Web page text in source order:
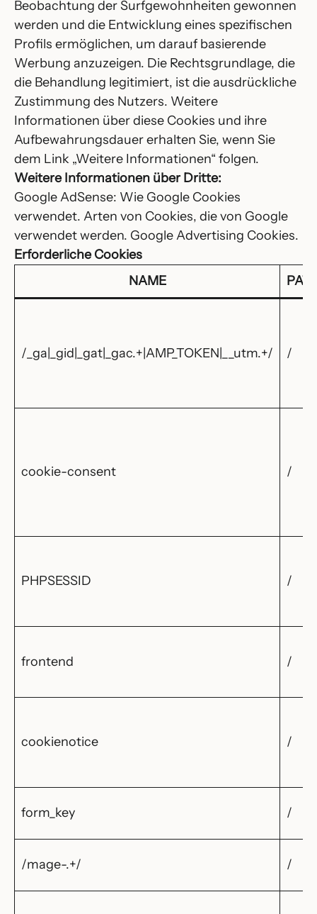
Beobachtung der Surfgewohnheiten gewonnen
werden und die Entwicklung eines spezifischen
Profils ermöglichen, um darauf basierende
Werbung anzuzeigen. Die Rechtsgrundlage, die
die Behandlung legitimiert, ist die ausdrückliche
Zustimmung des Nutzers. Weitere
Informationen über diese Cookies und ihre
Aufbewahrungsdauer erhalten Sie, wenn Sie
dem Link „Weitere Informationen“ folgen.
Weitere Informationen über Dritte:
Google AdSense: Wie Google Cookies
verwendet. Arten von Cookies, die von Google
verwendet werden. Google Advertising Cookies.
Erforderliche Cookies
NAME
/_ga|_gid|_gat|_gac.+|AMP_TOKEN|__utm.+/ /
cookie-consent /
PHPSESSID /
frontend /
cookienotice /
form_key /
/mage-.+/ /